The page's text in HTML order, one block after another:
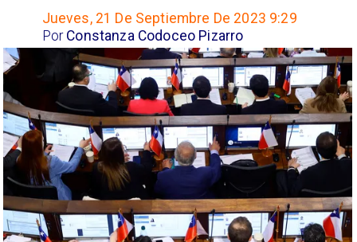
Jueves, 21 De Septiembre De 2023 9:29
Constanza Codoceo Pizarro
Por